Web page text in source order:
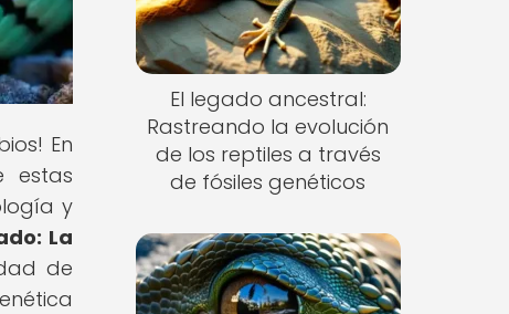
En
estas
y
La
de
El legado ancestral:
Rastreando la evolución
de los reptiles a través
de fósiles genéticos